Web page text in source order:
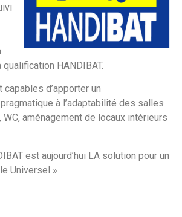
HANDIBAT.
capables d’apporter un
à l’adaptabilité des salles
aménagement de locaux intérieurs
est aujourd’hui LA solution pour un
Universel »